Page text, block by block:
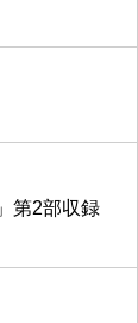
第2部収録